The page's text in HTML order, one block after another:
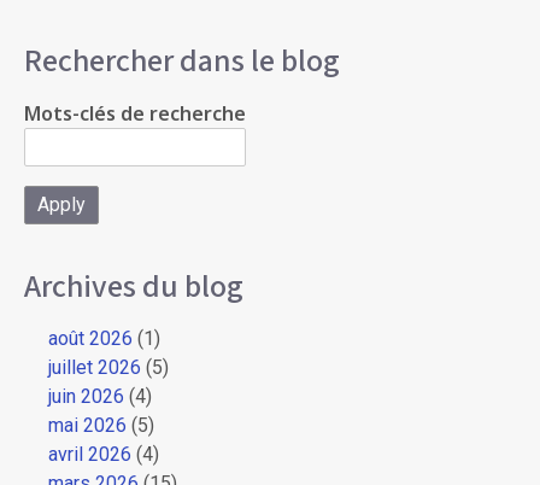
Rechercher dans le blog
Mots-clés de recherche
Archives du blog
août 2026 (1)
juillet 2026 (5)
juin 2026 (4)
mai 2026 (5)
avril 2026 (4)